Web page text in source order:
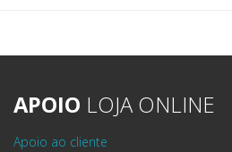
APOIO LOJA ONLINE
Apoio ao cliente